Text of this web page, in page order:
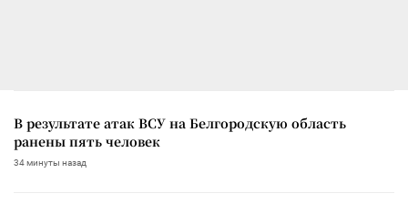
В результате атак ВСУ на Белгородскую область
ранены пять человек
34 минуты назад